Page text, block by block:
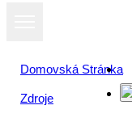
Domovská Stránka
Zdroje